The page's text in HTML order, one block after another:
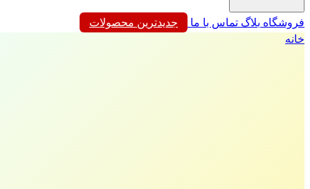
فروشگاه بلاگ تماس با ما
جدیدترین محصولات
خانه